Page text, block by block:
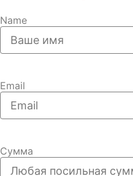
Name
Email
Сумма